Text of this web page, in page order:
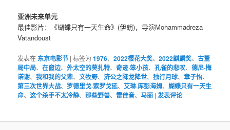
亚洲未来单元
最佳影片：《蝴蝶只有一天生命》(伊朗)，导演Mohammadreza
Vatandoust
发表在 东京电影节 |标签为 1976、2022樱花大奖、2022麒麟奖、古董
局中局、在窗边、外太空的莫扎特、奇迹·笨小孩、孔雀的悲叹、德尼·梅
诺谢、我和我的父辈、文牧野、济公之降龙降世、独行月球、章子怡、
第三次世界大战、 罗德里戈·索罗戈延、艾琳·库彭海姆、蝴蝶只有一天生
命、这个杀手不太冷静、那些野兽、 雷佳音、马丽 |发表评论